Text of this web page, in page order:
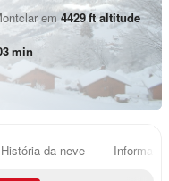
em 4429ftaltitude
min
História da neve